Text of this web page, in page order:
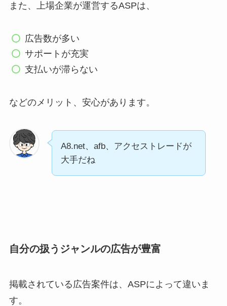
また、上場企業が運営するASPは、
広告数が多い
サポートが充実
支払いが滞らない
などのメリット、安心があります。
A8.net、afb、アクセストレードが
大手だね
自分の扱うジャンルの広告が豊富
掲載されている広告案件は、ASPによって違いま
す。